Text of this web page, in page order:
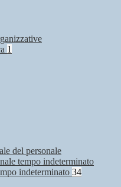
1
del personale
tempo indeterminato
indeterminato 34